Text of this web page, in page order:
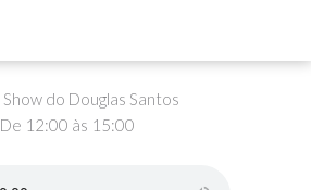
Show do Douglas Santos
De 12:00 às 15:00